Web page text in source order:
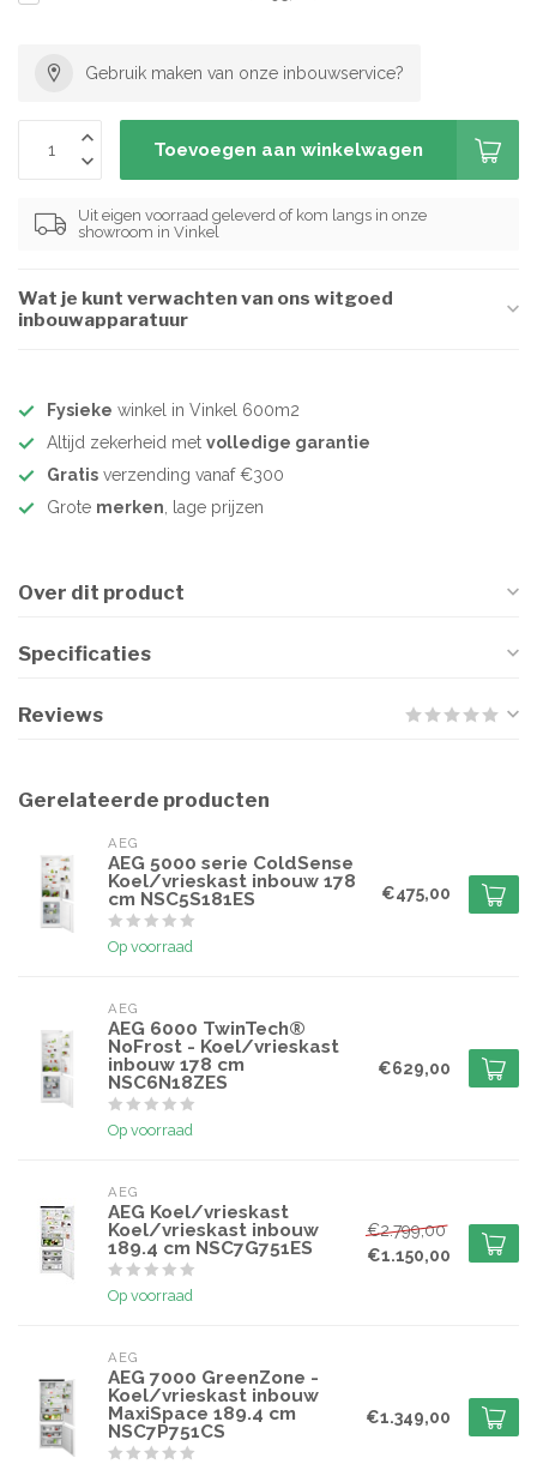
Gebruik maken van onze inbouwservice?
Toevoegen aan winkelwagen
Uit eigen voorraad geleverd of kom langs in onze
showroom in Vinkel
Wat je kunt verwachten van ons witgoed
inbouwapparatuur
Fysieke winkel in Vinkel 600m2
Altijd zekerheid met volledige garantie
Gratis verzending vanaf €300
Grote merken, lage prijzen
Over dit product
Specificaties
Reviews
Gerelateerde producten
AEG
AEG 5000 serie ColdSense
Koel/vrieskast inbouw 178
cm NSC5S181ES
Op voorraad
€475,00
AEG
AEG 6000 TwinTech®
NoFrost - Koel/vrieskast
inbouw 178 cm
NSC6N18ZES
Op voorraad
€629,00
AEG
AEG Koel/vrieskast
Koel/vrieskast inbouw
189.4 cm NSC7G751ES
Op voorraad
€2.799,00
€1.150,00
AEG
AEG 7000 GreenZone -
Koel/vrieskast inbouw
MaxiSpace 189.4 cm
NSC7P751CS
€1.349,00